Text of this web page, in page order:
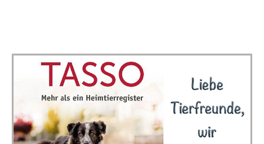
Der Eintrag "offcanvas-col3" existiert leider nicht.
Der Eintrag "offcanvas-col4" existiert leider nicht.